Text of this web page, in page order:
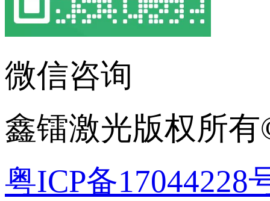
微信咨询
鑫镭激光版权所有
粤ICP备17044228